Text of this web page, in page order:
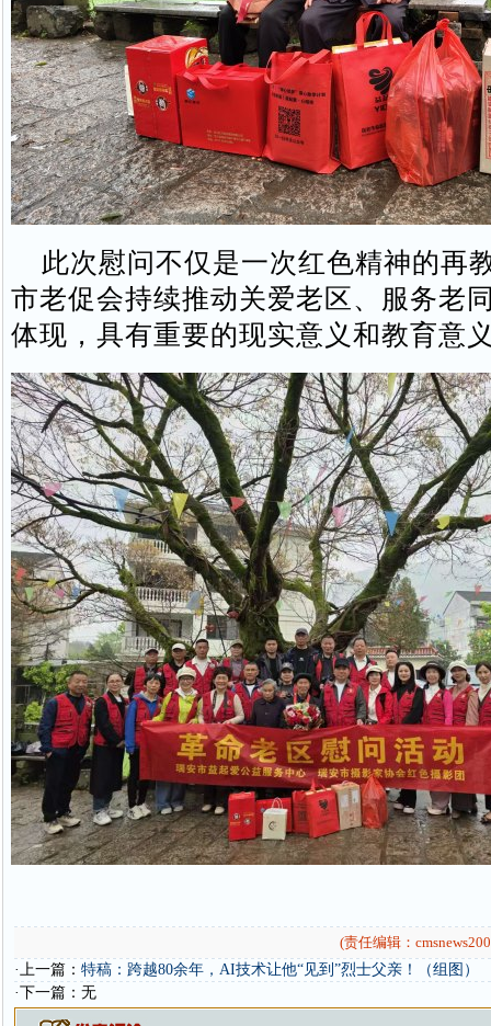
此次慰问不仅是一次红色精神的再
市老促会持续推动关爱老区、服务老
体现，具有重要的现实意义和教育意
(责任编辑：
·上一篇： 特稿：跨越80余年，AI技术让他“见到”烈士父亲！（组图）
·下一篇：无